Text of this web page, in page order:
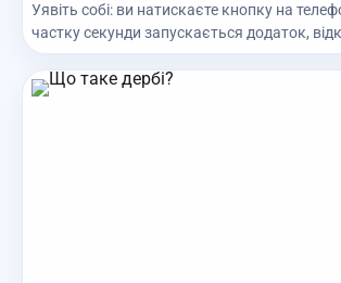
Уявіть собі: ви натискаєте кнопку на
частку секунди запускається додаток,